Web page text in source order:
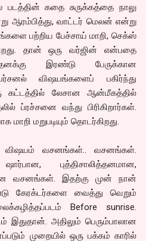
படத்தின் கதை சுருக்கத்தை நாலு
ஆரம்பித்து, வாட்டர் மெலன் என்று
பற்றிய பேச்சாய் மாறி, செக்ஸ்
தான் ஒரு வர்ஜின் என்பதை
இரண்டு பேருக்கான
விஷயங்களைப் பகிர்ந்து
லேசான ஆன்மீகத்தில்
ப்ரச்சனை வந்து பிரிகிறார்கள்.
மாறி மறுபடியும் தொடர்கிறது.
விஷயம் வசனங்கள்.. வசனங்கள்.
புத்திசாலித்தனமான,
வசனங்கள். இதற்கு முன் நான்
கேரக்டர்களை வைத்து வெறும்
Before sunrise.
இதுதான். அதிலும் பெரும்பாலான
முறையில் ஒரு பக்கம் காரில்